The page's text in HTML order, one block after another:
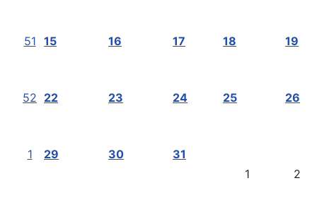
51 15 16 17 18 19
52 22 23 24 25 26
1 29 30
31
1
2